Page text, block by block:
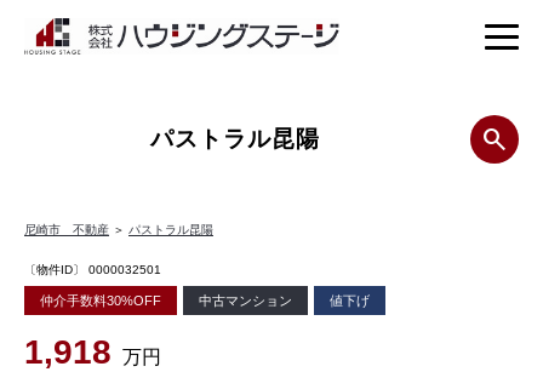
パストラル昆陽
尼崎市 不動産 ＞ パストラル昆陽
〔物件ID〕 0000032501
仲介手数料30%OFF 中古マンション 値下げ
1,918 万円